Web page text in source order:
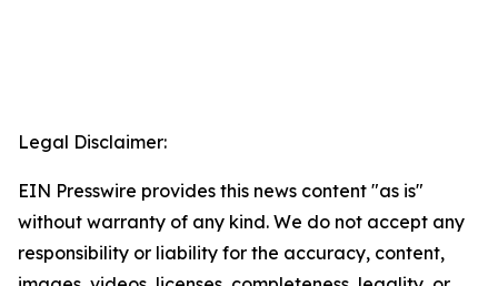
Legal Disclaimer:
EIN Presswire provides this news content "as is"
without warranty of any kind. We do not accept any
responsibility or liability for the accuracy, content,